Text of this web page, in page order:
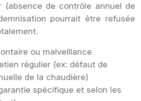
(absence de contrôle annuel de
pourrait être refusée
ou malveillance
régulier (ex: défaut de
de la chaudière)
spécifique et selon les